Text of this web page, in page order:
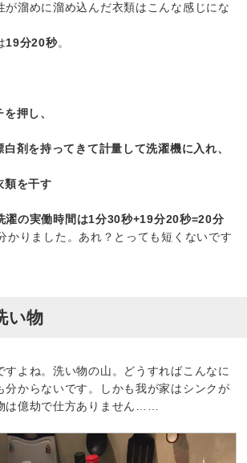
が溜めに溜め込んだ衣類はこんな感じにな
19分20秒。
押し、
剤を持ってきて計量して洗濯機に入れ、
類を干す
濯の実働時間は1分30秒+19分20秒=20分
かりました。あれ？とっても短くないです
い物
すよね。洗い物の山。どうすればこんなに
分からないです。しかも我が家はシンクが
は億劫で仕方ありません……